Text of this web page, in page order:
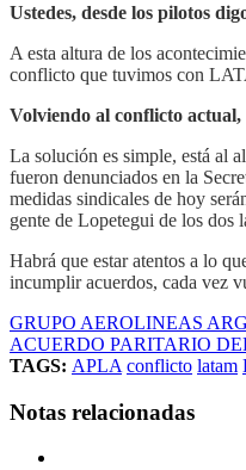
Ustedes, desde los pilotos
A esta altura de los
conflicto que tuvimos con
Volviendo al conflicto
La solución es simple, está al
fueron denunciados en la
medidas sindicales de hoy
gente de Lopetegui de los dos
Habrá que estar atentos a lo
incumplir acuerdos, cada vez
GRUPO AEROLINEAS
ACUERDO PARITARIO
TAGS: APLA conflicto latam
Notas relacionadas